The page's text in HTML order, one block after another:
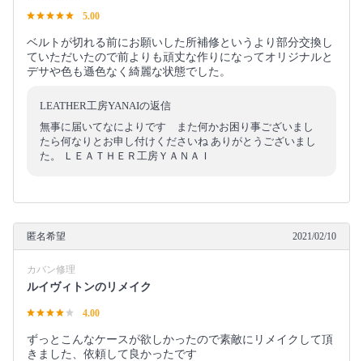
5.00
ベルトが切れる前にお願いした所補修というより部分交換し
ていただいたので前よりも頑丈な作りになってオリジナルと
デサや色も遜色なく綺麗な状態でした。
LEATHER工房YANAIの返信
無事に届いてなによりです また何かお困り事ございまし
たら何なりとお申し付けくださいね ありがとうございまし
た。 ＬＥＡＴＨＥＲ工房ＹＡＮＡＩ
匿名希望 2021/02/10
カバン修理
ルイヴィトンのリメイク
4.00
ずっとこんなケースが欲しかったので素敵にリメイクして頂
きました、依頼して良かったです